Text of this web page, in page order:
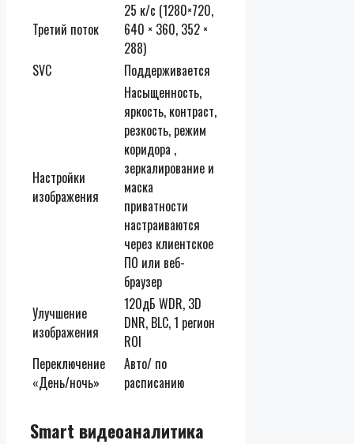
Третий поток
25 к/с (1280×720,
640 × 360, 352 ×
288)
SVC
Поддерживается
Настройки
изображения
Насыщенность,
яркость, контраст,
резкость, режим
коридора ,
зеркалирование и
маска
приватности
настраиваются
через клиентское
ПО или веб-
браузер
Улучшение
изображения
120дБ WDR, 3D
DNR, BLC, 1 регион
ROI
Переключение
«День/ночь»
Авто/ по
расписанию
Smart видеоаналитика